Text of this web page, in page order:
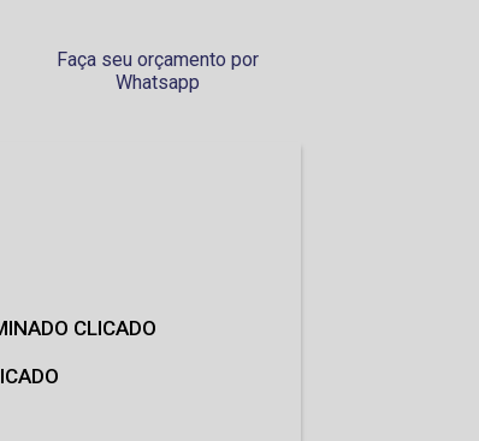
Faça seu orçamento por
Whatsapp
CLICADO